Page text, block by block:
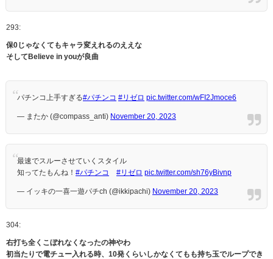
293:
保0じゃなくてもキャラ変えれるのええな
そしてBelieve in youが良曲
パチンコ上手すぎる#パチンコ #リゼロ pic.twitter.com/wFI2Jmoce6
— またか (@compass_anti) November 20, 2023
最速でスルーさせていくスタイル
知ってたもんね！ #パチンコ #リゼロ pic.twitter.com/sh76yBivnp
— イッキの一喜一遊パチch (@ikkipachi) November 20, 2023
304:
右打ち全くこぼれなくなったの神やわ
初当たりで電チュー入れる時、10発くらいしかなくてもも持ち玉でループでき